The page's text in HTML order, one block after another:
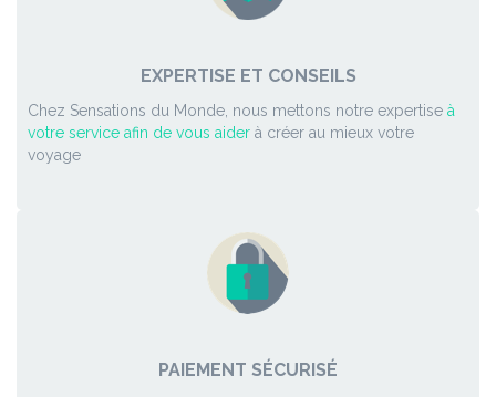
EXPERTISE ET CONSEILS
Chez Sensations du Monde, nous mettons notre expertise à
votre service afin de vous aider à créer au mieux votre
voyage
PAIEMENT SÉCURISÉ